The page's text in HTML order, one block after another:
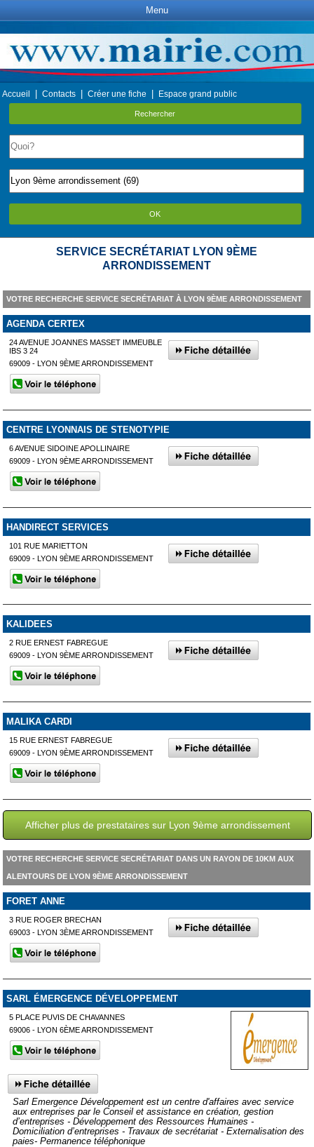
Menu
Accueil Contacts Créer une fiche Espace grand public
Rechercher
OK
SERVICE SECRÉTARIAT LYON 9ÈME
ARRONDISSEMENT
VOTRE RECHERCHE SERVICE SECRÉTARIAT À LYON 9ÈME ARRONDISSEMENT
AGENDA CERTEX
24 AVENUE JOANNES MASSET IMMEUBLE
IBS 3 24
69009 - LYON 9ÈME ARRONDISSEMENT
CENTRE LYONNAIS DE STENOTYPIE
6 AVENUE SIDOINE APOLLINAIRE
69009 - LYON 9ÈME ARRONDISSEMENT
HANDIRECT SERVICES
101 RUE MARIETTON
69009 - LYON 9ÈME ARRONDISSEMENT
KALIDEES
2 RUE ERNEST FABREGUE
69009 - LYON 9ÈME ARRONDISSEMENT
MALIKA CARDI
15 RUE ERNEST FABREGUE
69009 - LYON 9ÈME ARRONDISSEMENT
Afficher plus de prestataires sur Lyon 9ème arrondissement
VOTRE RECHERCHE SERVICE SECRÉTARIAT DANS UN RAYON DE 10KM AUX
ALENTOURS DE LYON 9ÈME ARRONDISSEMENT
FORET ANNE
3 RUE ROGER BRECHAN
69003 - LYON 3ÈME ARRONDISSEMENT
SARL ÉMERGENCE DÉVELOPPEMENT
5 PLACE PUVIS DE CHAVANNES
69006 - LYON 6ÈME ARRONDISSEMENT
Sarl Emergence Développement est un centre d'affaires avec service
aux entreprises par le Conseil et assistance en création, gestion
d’entreprises - Développement des Ressources Humaines -
Domiciliation d’entreprises - Travaux de secrétariat - Externalisation des
paies- Permanence téléphonique